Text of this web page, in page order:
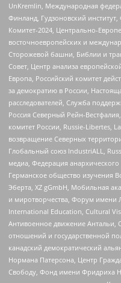
UnKremlin, Международная
Финланд, Гудзоновский
Комитет-2024, Центрально-
восточноевропейских и
Сторожевой башни, Библии и
Совет, Центр анализа
Европа, Российский комитет
за демократию в России,
расследователей, Служба
Россия Северный Рейн-
комитет России, Russie-Libertes,
возвращение Северных
Глобальный союз IndustriALL,
медиа, Федерация
Германское общество изучения
Эберта, XZ gGmbH, Мобильная
и миротворчества, Форум имени
International Education, Cultural
Антивоенное движение
отношений и государственной
канадский демократический
Нормана Патерсона, Центр
Свободу, Фонд имени Фридриха